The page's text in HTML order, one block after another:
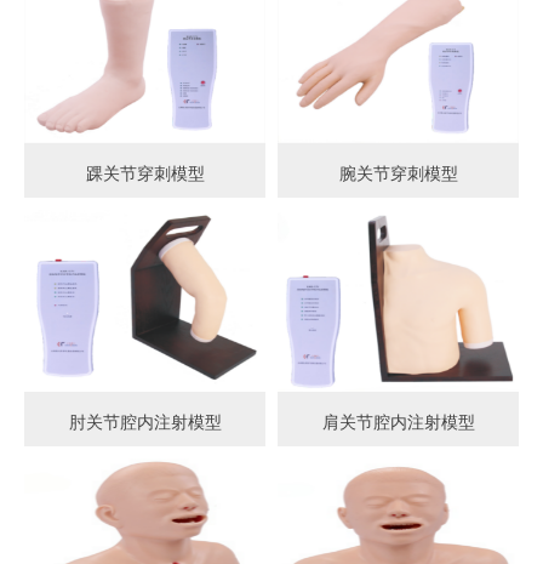
踝关节穿刺模型 腕关节穿刺模型
肘关节腔内注射模型 肩关节腔内注射模型